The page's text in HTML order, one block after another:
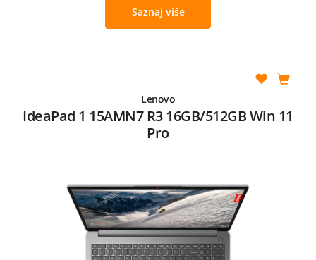
Saznaj više
Lenovo
IdeaPad 1 15AMN7 R3 16GB/512GB Win 11
Pro